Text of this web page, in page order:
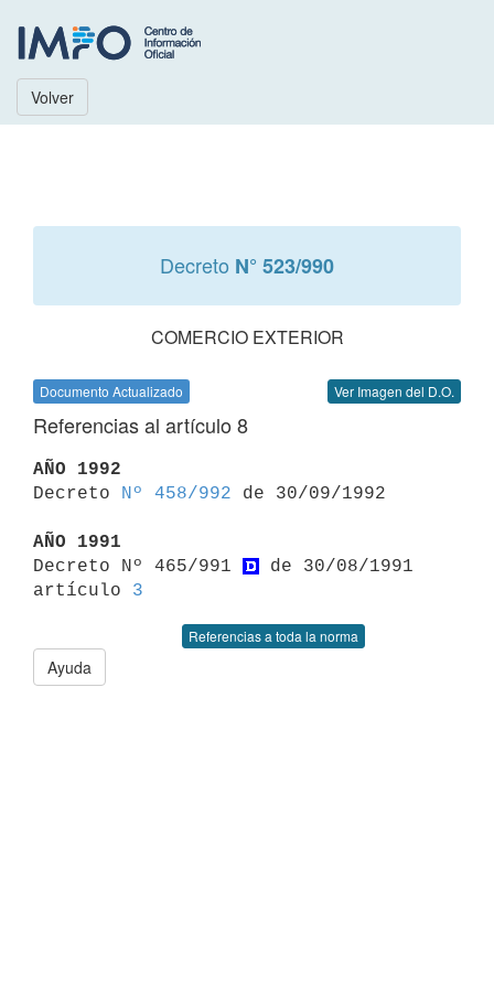
Volver
Decreto N° 523/990
COMERCIO EXTERIOR
Documento Actualizado Ver Imagen del D.O.
Referencias al artículo 8
AÑO 1992
Decreto
Nº 458/992 de 30/09/1992
AÑO 1991
Decreto Nº 465/991
de 30/08/1991
artículo 3
Referencias a toda la norma
Ayuda